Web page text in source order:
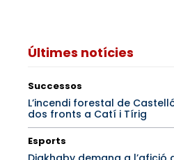
Últimes notícies
Successos
L’incendi forestal de
dos fronts a Catí i Tírig
Esports